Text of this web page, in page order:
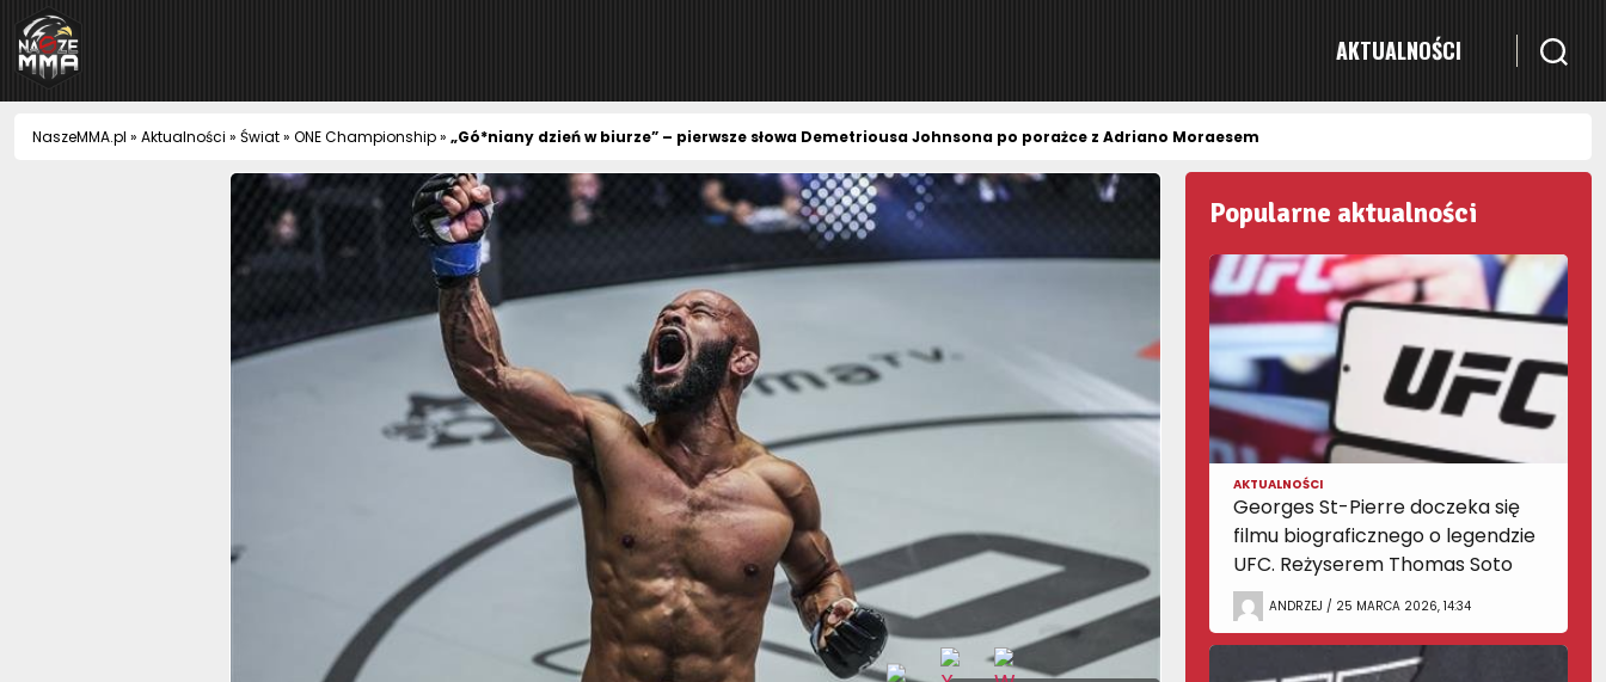
NaszeMMA
AKTUALNOŚCI
NaszeMMA.pl » Aktualności » Świat» ONE Championship» „Gó*niany dzień w biurze” – pierwsze słowa Demetriousa Johnsona po porażce z Adriano Moraesem
Popularne aktualności
AKTUALNOŚCI
Georges St-Pierre doczeka się
filmu biograficznego o legendzie
UFC. Reżyserem Thomas Soto
ANDRZEJ / 25 MARCA 2026, 14:34